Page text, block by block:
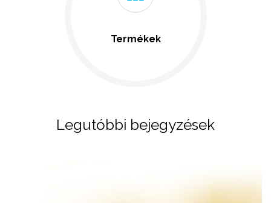
Termékek
Legutóbbi bejegyzések